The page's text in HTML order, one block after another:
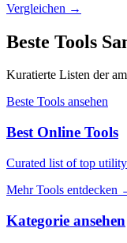
Vergleichen →
Beste Tools
Kuratierte Listen der
Beste Tools ansehen
Best Online Tools
Curated list of top
Mehr Tools entdecken
Kategorie ansehen